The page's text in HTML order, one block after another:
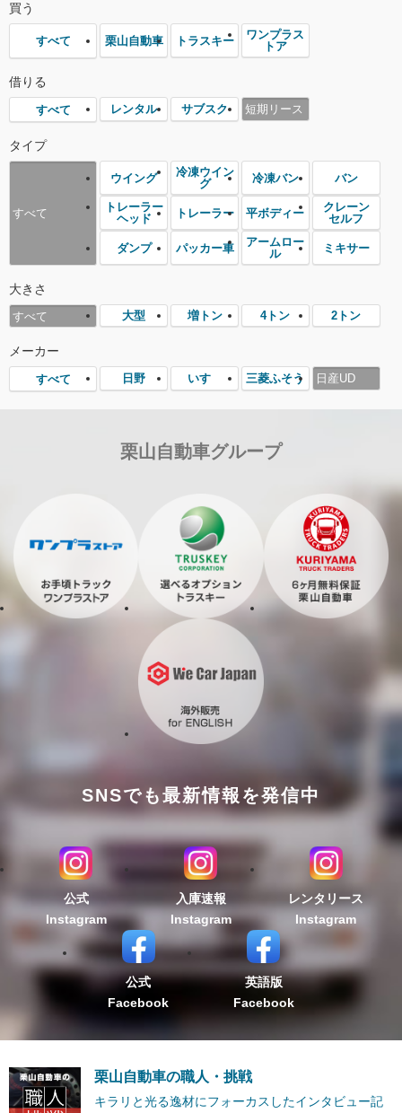
買う
すべて 栗山自動車 トラスキー
ワンプラス
トア
借りる
すべて レンタル サブスク 短期リース
タイプ
すべて
ウイング
冷凍ウイン
グ
冷凍バン バン
トレーラー
ヘッド
トレーラー 平ボディー
クレーン
セルフ
ダンプ パッカー車
アームロー
ル
ミキサー
大きさ
すべて 大型 増トン 4トン 2トン
メーカー
すべて 日野 いすゞ 三菱ふそう 日産UD
栗山自動車グループ
SNSでも最新情報を発信中
公式
Instagram
入庫速報
Instagram
レンタリース
Instagram
公式
Facebook
英語版
Facebook
栗山自動車の職人・挑戦
キラリと光る逸材にフォーカスしたインタビュー記